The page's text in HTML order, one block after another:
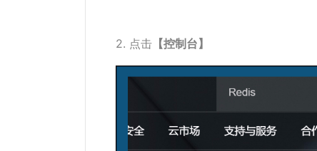
2. 点击 【控制台】